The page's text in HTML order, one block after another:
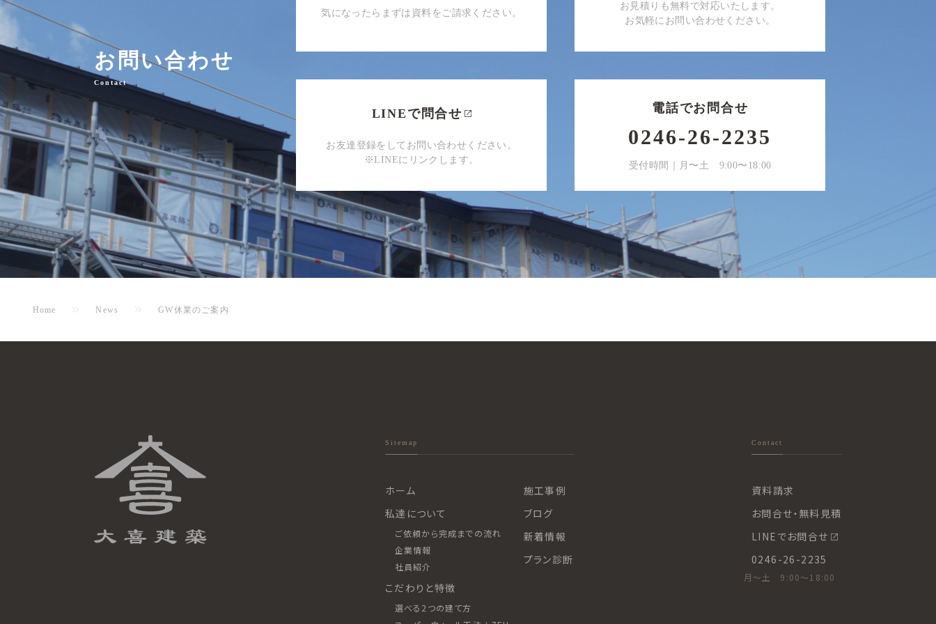
お問い合わせ
Contact
気になったらまずは資料をご請求ください。
お見積りも無料で対応いたします。
お気軽にお問い合わせください。
LINEで問合せ
お友達登録をしてお問い合わせください。
※LINEにリンクします。
電話でお問合せ
0246-26-2235
受付時間｜月〜土 9:00〜18:00
Home News GW休業のご案内
Sitemap
ホーム
私達について
ご依頼から完成までの流れ
企業情報
社員紹介
こだわりと特徴
選べる2つの建て方
施工事例
ブログ
新着情報
プラン診断
Contact
資料請求
お問合せ・無料見積
LINEでお問合せ
0246-26-2235
月〜土 9:00〜18:00